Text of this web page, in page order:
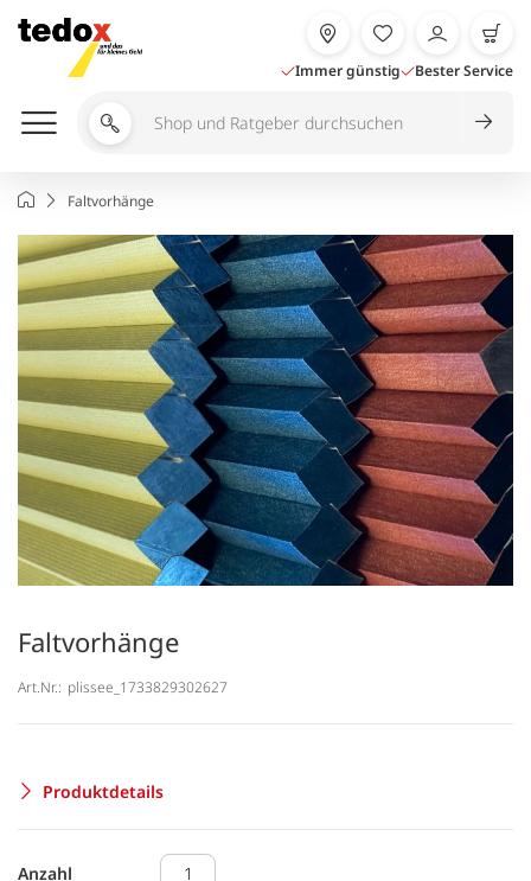
Inhalt
springen
Immer günstig Bester Service
Shop
durchsuchen
StartseiteFaltvorhänge
Faltvorhänge
Art.Nr.: plissee_1733829302627
Produktdetails
Anzahl